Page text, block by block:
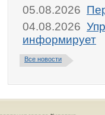
05.08.2026
04.08.2026
информирует
Все новости